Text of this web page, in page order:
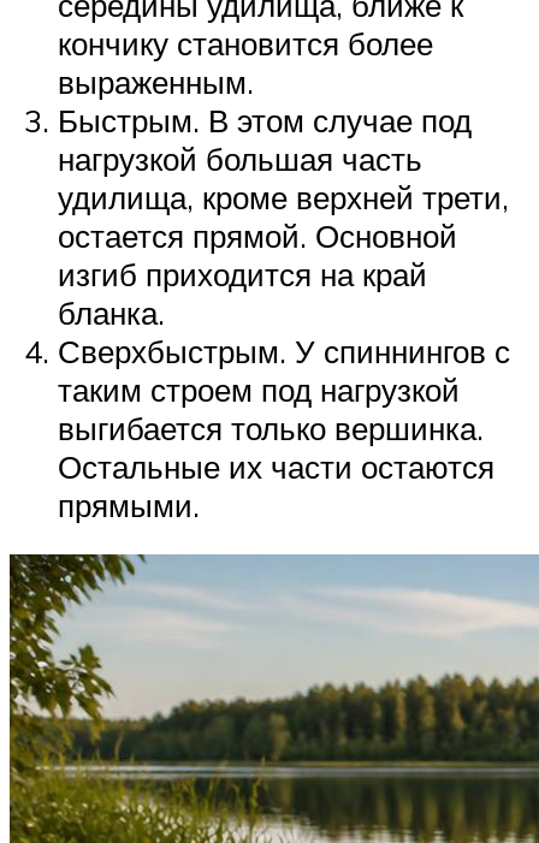
кончику становится более
выраженным.
Быстрым. В этом случае под
нагрузкой большая часть
удилища, кроме верхней трети,
остается прямой. Основной
изгиб приходится на край
бланка.
Сверхбыстрым. У спиннингов с
таким строем под нагрузкой
выгибается только вершинка.
Остальные их части остаются
прямыми.